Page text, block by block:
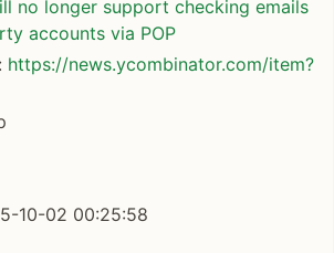
no longer support checking emails
accounts via POP
https://news.ycombinator.com/item?
10-02 00:25:58